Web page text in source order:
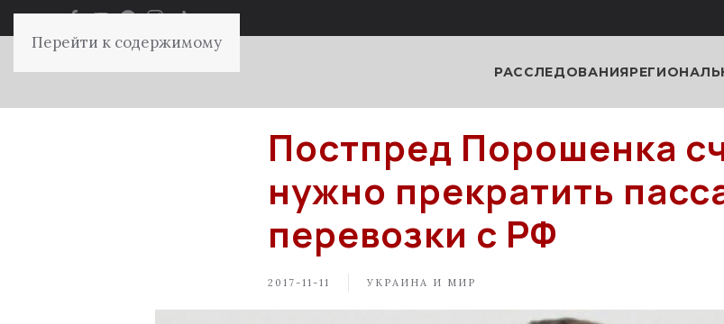
Перейти к содержимому
РАССЛЕДОВАНИЯ
Постпред Порошенка
нужно прекратить
перевозки с РФ
2017-11-11 УКРАИНА И МИР